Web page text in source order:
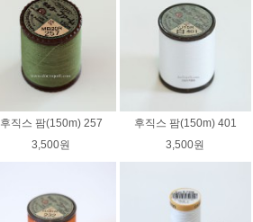
후직스 팜(150m) 257
3,500원
후직스 팜(150m) 401
3,500원